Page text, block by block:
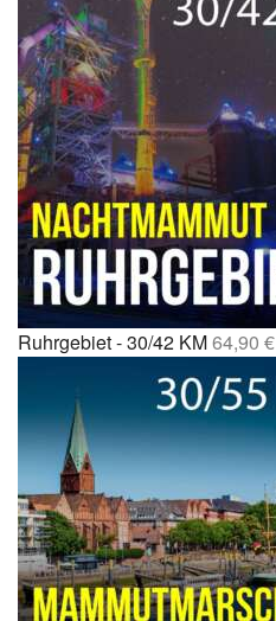
Ruhrgebiet - 30/42 KM64,90 €